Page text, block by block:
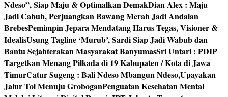
Ndeso”, Siap Maju & Optimalkan DemakDian Alex : Maju
Jadi Cabub, Perjuangkan Bawang Merah Jadi Andalan
BrebesPemimpin Jepara Mendatang Harus Tegas, Visioner &
IdealisUsung Tagline ‘Murub’, Sardi Siap Jadi Wabub dan
Bantu Sejahterakan Masyarakat BanyumasSri Untari : PDIP
Targetkan Menang Pilkada di 19 Kabupaten / Kota di Jawa
TimurCatur Sugeng : Bali Ndeso Mbangun Ndeso,Upayakan
Jalur Tol Menuju GroboganPenguatan Kesehatan Mental